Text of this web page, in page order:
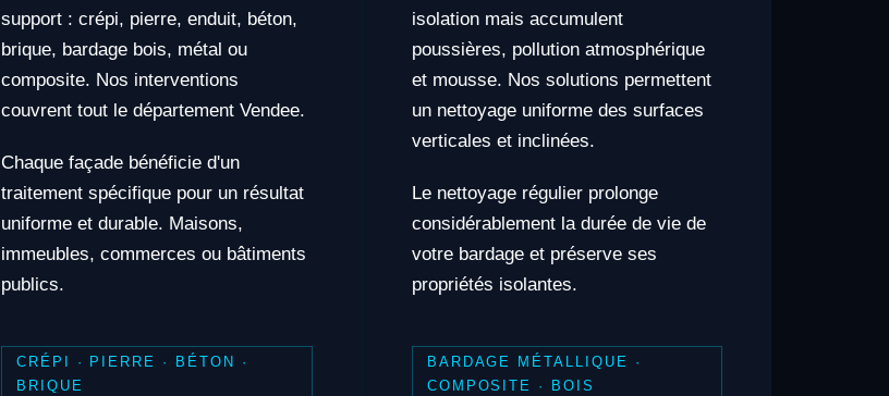
support : crépi, pierre, enduit, béton,
brique, bardage bois, métal ou
composite. Nos interventions
couvrent tout le département Vendee.
Chaque façade bénéficie d'un
traitement spécifique pour un résultat
uniforme et durable. Maisons,
immeubles, commerces ou bâtiments
publics.
CRÉPI · PIERRE · BÉTON ·
BRIQUE
isolation mais accumulent
poussières, pollution atmosphérique
et mousse. Nos solutions permettent
un nettoyage uniforme des surfaces
verticales et inclinées.
Le nettoyage régulier prolonge
considérablement la durée de vie de
votre bardage et préserve ses
propriétés isolantes.
BARDAGE MÉTALLIQUE ·
COMPOSITE · BOIS